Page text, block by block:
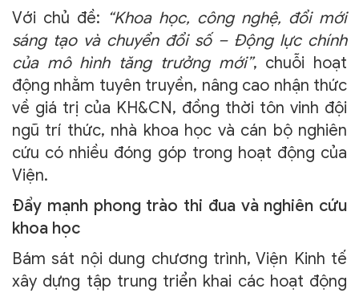
Với chủ đề: “Khoa học, công nghệ, đổi mới
sáng tạo và chuyển đổi số – Động lực chính
của mô hình tăng trưởng mới”, chuỗi hoạt
động nhằm tuyên truyền, nâng cao nhận thức
về giá trị của KH&CN, đồng thời tôn vinh đội
ngũ trí thức, nhà khoa học và cán bộ nghiên
cứu có nhiều đóng góp trong hoạt động của
Viện.
Đẩy mạnh phong trào thi đua và nghiên cứu
khoa học
Bám sát nội dung chương trình, Viện Kinh tế
xây dựng tập trung triển khai các hoạt động